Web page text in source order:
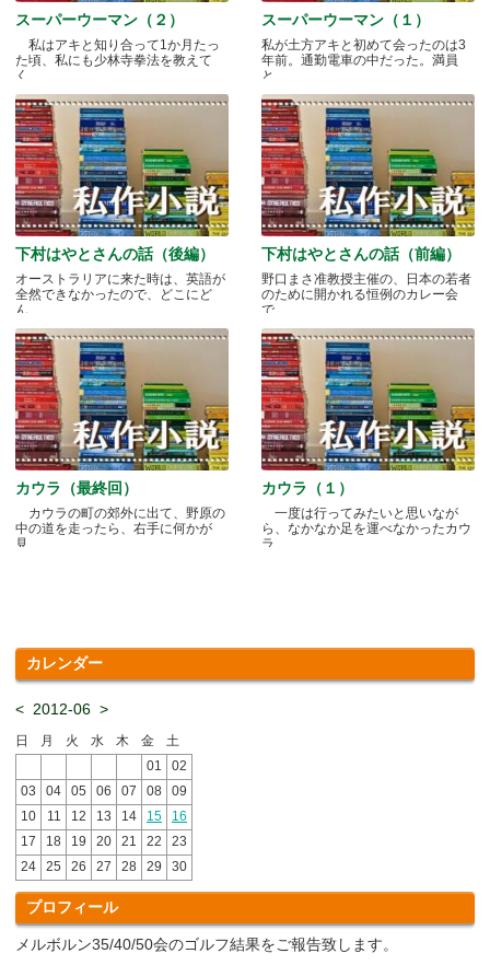
スーパーウーマン（２）
私はアキと知り合って1か月たっ
た頃、私にも少林寺拳法を教えて
く.....
スーパーウーマン（１）
私が土方アキと初めて会ったのは3
年前。通勤電車の中だった。満員
と.....
下村はやとさんの話（後編）
オーストラリアに来た時は、英語が
全然できなかったので、どこにど
ん.....
下村はやとさんの話（前編）
野口まさ准教授主催の、日本の若者
のために開かれる恒例のカレー会
で.....
カウラ（最終回）
カウラの町の郊外に出て、野原の
中の道を走ったら、右手に何かが
見.....
カウラ（１）
一度は行ってみたいと思いなが
ら、なかなか足を運べなかったカウ
ラ.....
カレンダー
< 2012-06 >
日 月 火 水 木 金
土
01
02
03
04 05 06 07 08
09
10
11 12 13 14 15
16
17
18 19 20 21 22
23
24
25 26 27 28 29 30
プロフィール
メルボルン35/40/50会のゴルフ結果をご報告致します。